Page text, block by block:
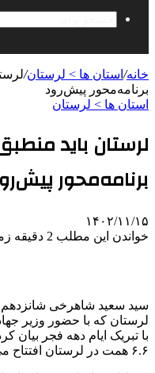
خانه/ استان ها > لرستان/
برنامه‌محور پیش‌رود
استان ها > لرستان
لرستان باید
برنامه‌محور
۱۴۰۲/۱۱/۱۵
خواندن این مطلب 2 دقیقه زمان میبرد
سید سعید شاهرخی
لرستان که با حضور وزیر
۶.۶ همت در لرستان افتتاح می‌شود.